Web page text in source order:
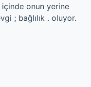
onun yerine
; bağlılık . oluyor.